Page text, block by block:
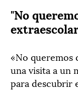
"No
«No queremos
una visita a un
para descubrir